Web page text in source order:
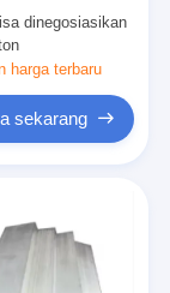
Sheet
dinegosiasikan
harga terbaru
sekarang